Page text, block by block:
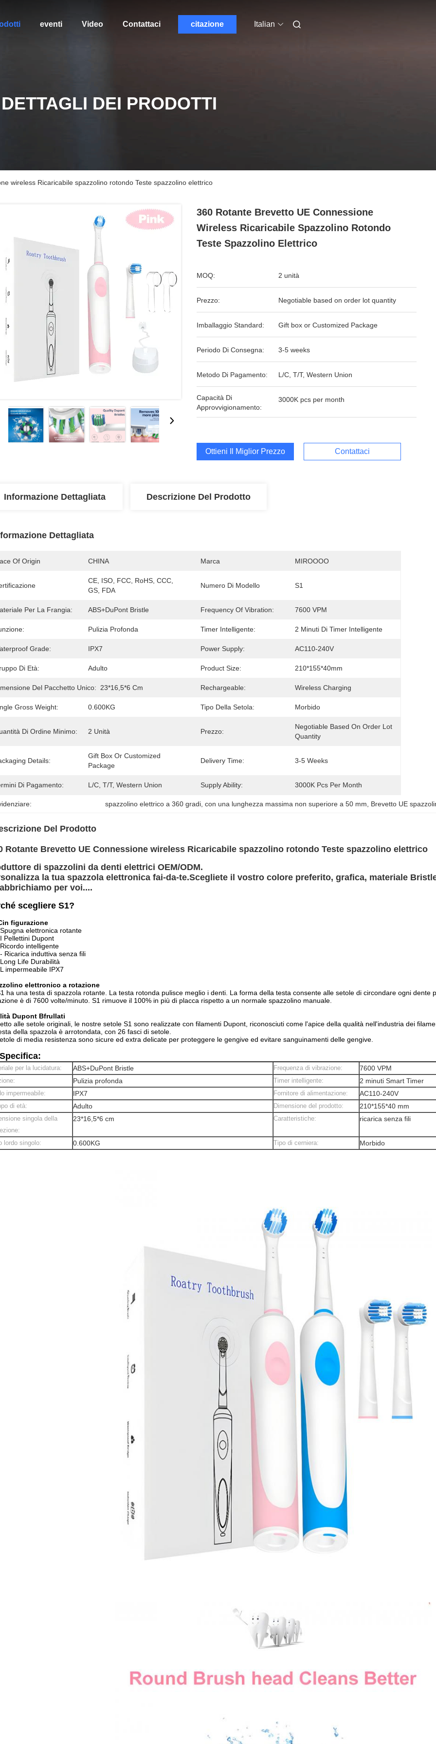
eventi Video Contattaci citazione Italian
DETTAGLI DEI PRODOTTI
wireless Ricaricabile spazzolino rotondo Teste spazzolino elettrico
360 Rotante Brevetto UE Connessione
Wireless Ricaricabile Spazzolino Rotondo
Teste Spazzolino Elettrico
MOQ: 2 unità
Prezzo: Negotiable based on order lot quantity
Imballaggio Standard: Gift box or Customized Package
Periodo Di Consegna: 3-5 weeks
Metodo Di Pagamento: L/C, T/T, Western Union
Capacità Di
Approvvigionamento:
3000K pcs per month
Ottieni Il Miglior Prezzo Contattaci
Informazione Dettagliata Descrizione Del Prodotto
Dettagliata
Of Origin CHINA Marca MIROOOO
CE, ISO, FCC, RoHS, CCC,
GS, FDA
Numero Di Modello S1
Per La Frangia: ABS+DuPont Bristle Frequency Of Vibration: 7600 VPM
Pulizia Profonda Timer Intelligente: 2 Minuti Di Timer Intelligente
Grade: IPX7 Power Supply: AC110-240V
Di Età: Adulto Product Size: 210*155*40mm
Del Pacchetto Unico: 23*16,5*6 Cm Rechargeable: Wireless Charging
Gross Weight: 0.600KG Tipo Della Setola: Morbido
Di Ordine Minimo: 2 Unità Prezzo:
Negotiable Based On Order Lot
Quantity
Details:
Gift Box Or Customized
Package
Delivery Time: 3-5 Weeks
Di Pagamento: L/C, T/T, Western Union Supply Ability: 3000K Pcs Per Month
spazzolino elettrico a 360 gradi , con una lunghezza massima non superiore a 50 mm Brevetto UE
Del Prodotto
Rotante Brevetto UE Connessione wireless Ricaricabile spazzolino rotondo Teste spazzolino elettrico
di spazzolini da denti elettrici OEM/ODM.
la tua spazzola elettronica fai-da-te.Scegliete il vostro colore preferito, grafica, materiale
per voi....
scegliere S1?
in figurazione
Spugna elettronica rotante
I Pellettini Dupont
Ricordo intelligente
- Ricarica induttiva senza fili
Long Life Durabilità
L impermeabile IPX7
elettronico a rotazione
ha una testa di spazzola rotante. La testa rotonda pulisce meglio i denti. La forma della testa consente alle setole di circondare ogni dente
è di 7600 volte/minuto. S1 rimuove il 100% in più di placca rispetto a un normale spazzolino manuale.
Dupont Bfrullati
alle setole originali, le nostre setole S1 sono realizzate con filamenti Dupont, riconosciuti come l'apice della qualità nell'industria dei
della spazzola è arrotondata, con 26 fasci di setole.
di media resistenza sono sicure ed extra delicate per proteggere le gengive ed evitare sanguinamenti delle gengive.
:
per la lucidatura: ABS+DuPont Bristle Frequenza di vibrazione: 7600 VPM
Pulizia profonda Timer intelligente: 2 minuti Smart Timer
impermeabile: IPX7 Fornitore di alimentazione: AC110-240V
di età: Adulto Dimensione del prodotto: 210*155*40 mm
singola della
23*16,5*6 cm Caratteristiche: ricarica senza fili
lordo singolo: 0.600KG Tipo di cerniera: Morbido